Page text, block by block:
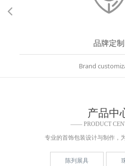
品牌定制
Brand
产品中
—— PRODUCT
专业的首饰包装设计与制作，
陈列展具